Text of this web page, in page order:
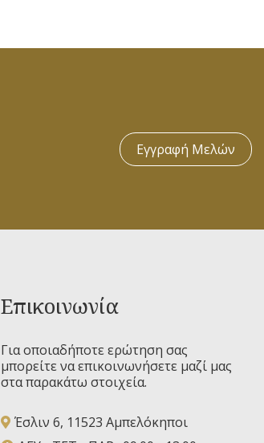
Εγγραφή Μελών
Επικοινωνία
Για οποιαδήποτε ερώτηση σας
μπορείτε να επικοινωνήσετε μαζί μας
στα παρακάτω στοιχεία.
Έσλιν 6, 11523 Αμπελόκηποι